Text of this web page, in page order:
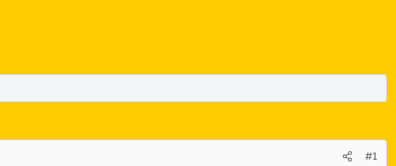
#1